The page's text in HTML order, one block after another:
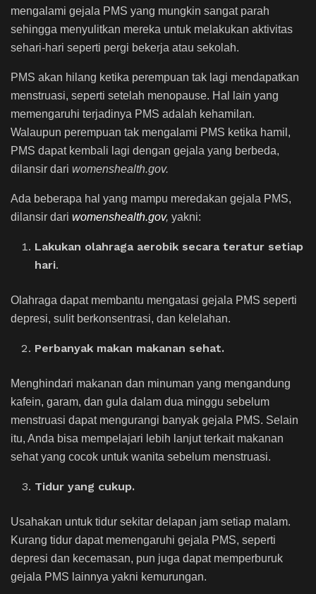
mengalami gejala PMS yang mungkin sangat parah
sehingga menyulitkan mereka untuk melakukan aktivitas
sehari-hari seperti pergi bekerja atau sekolah.
PMS akan hilang ketika perempuan tak lagi mendapatkan
menstruasi, seperti setelah menopause. Hal lain yang
memengaruhi terjadinya PMS adalah kehamilan.
Walaupun perempuan tak mengalami PMS ketika hamil,
PMS dapat kembali lagi dengan gejala yang berbeda,
dilansir dari womenshealth.gov.
Ada beberapa hal yang mampu meredakan gejala PMS,
dilansir dari womenshealth.gov, yakni:
Lakukan olahraga aerobik secara teratur setiap
hari.
Olahraga dapat membantu mengatasi gejala PMS seperti
depresi, sulit berkonsentrasi, dan kelelahan.
Perbanyak makan makanan sehat.
Menghindari makanan dan minuman yang mengandung
kafein, garam, dan gula dalam dua minggu sebelum
menstruasi dapat mengurangi banyak gejala PMS. Selain
itu, Anda bisa mempelajari lebih lanjut terkait makanan
sehat yang cocok untuk wanita sebelum menstruasi.
Tidur yang cukup.
Usahakan untuk tidur sekitar delapan jam setiap malam.
Kurang tidur dapat memengaruhi gejala PMS, seperti
depresi dan kecemasan, pun juga dapat memperburuk
gejala PMS lainnya yakni kemurungan.